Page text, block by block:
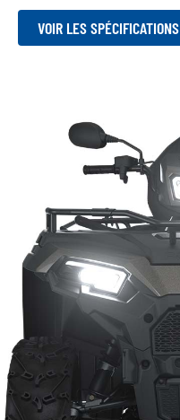
VOIR LES SPÉCIFICATIONS